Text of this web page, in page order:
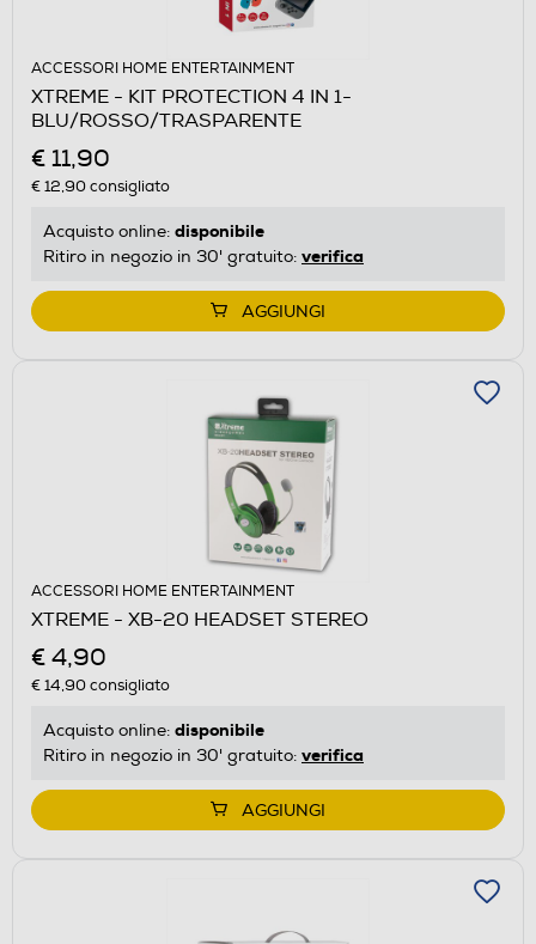
ACCESSORI HOME ENTERTAINMENT
XTREME - KIT PROTECTION 4 IN 1-
BLU/ROSSO/TRASPARENTE
€ 11,90
€ 12,90consigliato
Acquisto online: disponibile
Ritiro in negozio in 30' gratuito: verifica
AGGIUNGI
ACCESSORI HOME ENTERTAINMENT
XTREME - XB-20 HEADSET STEREO
€ 4,90
€ 14,90consigliato
Acquisto online: disponibile
Ritiro in negozio in 30' gratuito: verifica
AGGIUNGI